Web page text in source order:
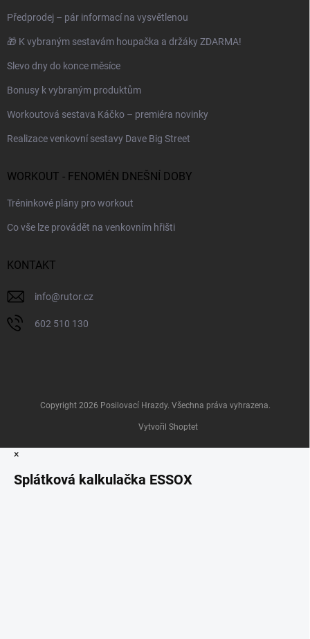
Předprodej – pár informací na vysvětlenou
🎁 K vybraným sestavám houpačka a držáky ZDARMA!
Slevo dny do konce měsíce
Bonusy k vybraným produktům
Workoutová sestava Káčko – premiéra novinky
Realizace venkovní sestavy Dave Big Street
WORKOUT - FENOMÉN DNEŠNÍ DOBY
Tréninkové plány pro workout
Co vše lze provádět na venkovním hřišti
KONTAKT
info@rutor.cz
602 510 130
Vytvořil Shoptet
Copyright 2026 Posilovací Hrazdy. Všechna práva vyhrazena.
×
Splátková kalkulačka ESSOX